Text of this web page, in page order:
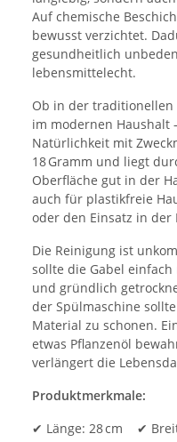
Auf chemische
bewusst verzichtet.
gesundheitlich
lebensmittelecht.
Ob in der traditionellen
im modernen Haushalt
Natürlichkeit mit
18 Gramm und liegt
Oberfläche gut in der
auch für plastikfreie
oder den Einsatz in der
Die Reinigung ist
sollte die Gabel
und gründlich
der Spülmaschine
Material zu schonen.
etwas Pflanzenöl
verlängert die
Produktmerkmale:
✔ Länge: 28 cm ✔